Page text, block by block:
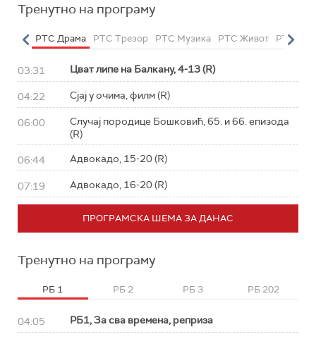
Тренутно на програму
РТС Драма РТС Трезор РТС Музика РТС Живот РТС
03:31 Цват липе на Балкану, 4-13 (R)
04:22 Сјај у очима, филм (R)
06:00
Случај породице Бошковић, 65. и 66. епизода
(R)
06:44 Адвокадо, 15-20 (R)
07:19 Адвокадо, 16-20 (R)
ПРОГРАМСКА ШЕМА ЗА ДАНАС
Тренутно на програму
РБ 1 РБ 2 РБ 3 РБ 202
04:05 РБ1, За сва времена, реприза